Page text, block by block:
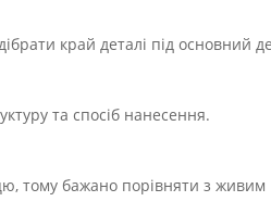
край деталі під основний
та спосіб нанесення.
тому бажано порівняти з живим